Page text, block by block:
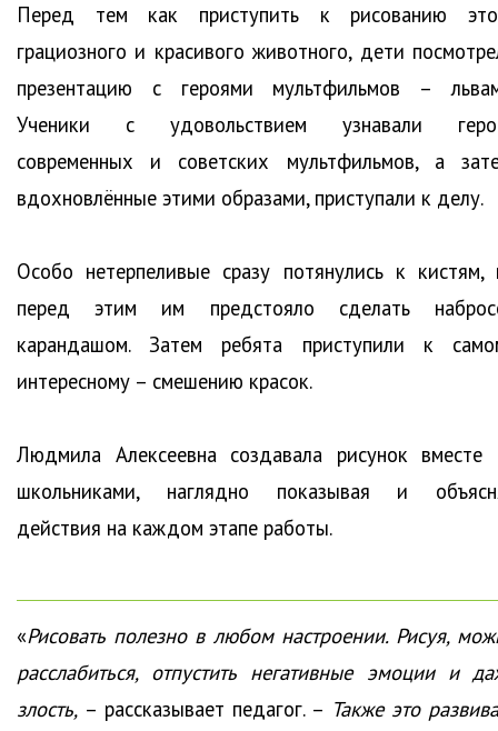
Перед тем как приступить к рисованию
грациозного и красивого животного, дети
презентацию с героями мультфильмов –
Ученики с удовольствием узнавали
современных и советских мультфильмов, а
вдохновлённые этими образами, приступали к делу.
Особо нетерпеливые сразу потянулись к кистям,
перед этим им предстояло сделать
карандашом. Затем ребята приступили к
интересному – смешению красок.
Людмила Алексеевна создавала рисунок вместе
школьниками, наглядно показывая и
действия на каждом этапе работы.
«Рисовать полезно в любом настроении. Рисуя,
расслабиться, отпустить негативные эмоции и
злость, – рассказывает педагог. – Также это